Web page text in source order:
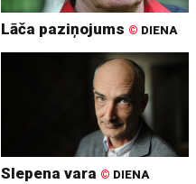
Lāča paziņojums © DIENA
Slepena vara © DIENA